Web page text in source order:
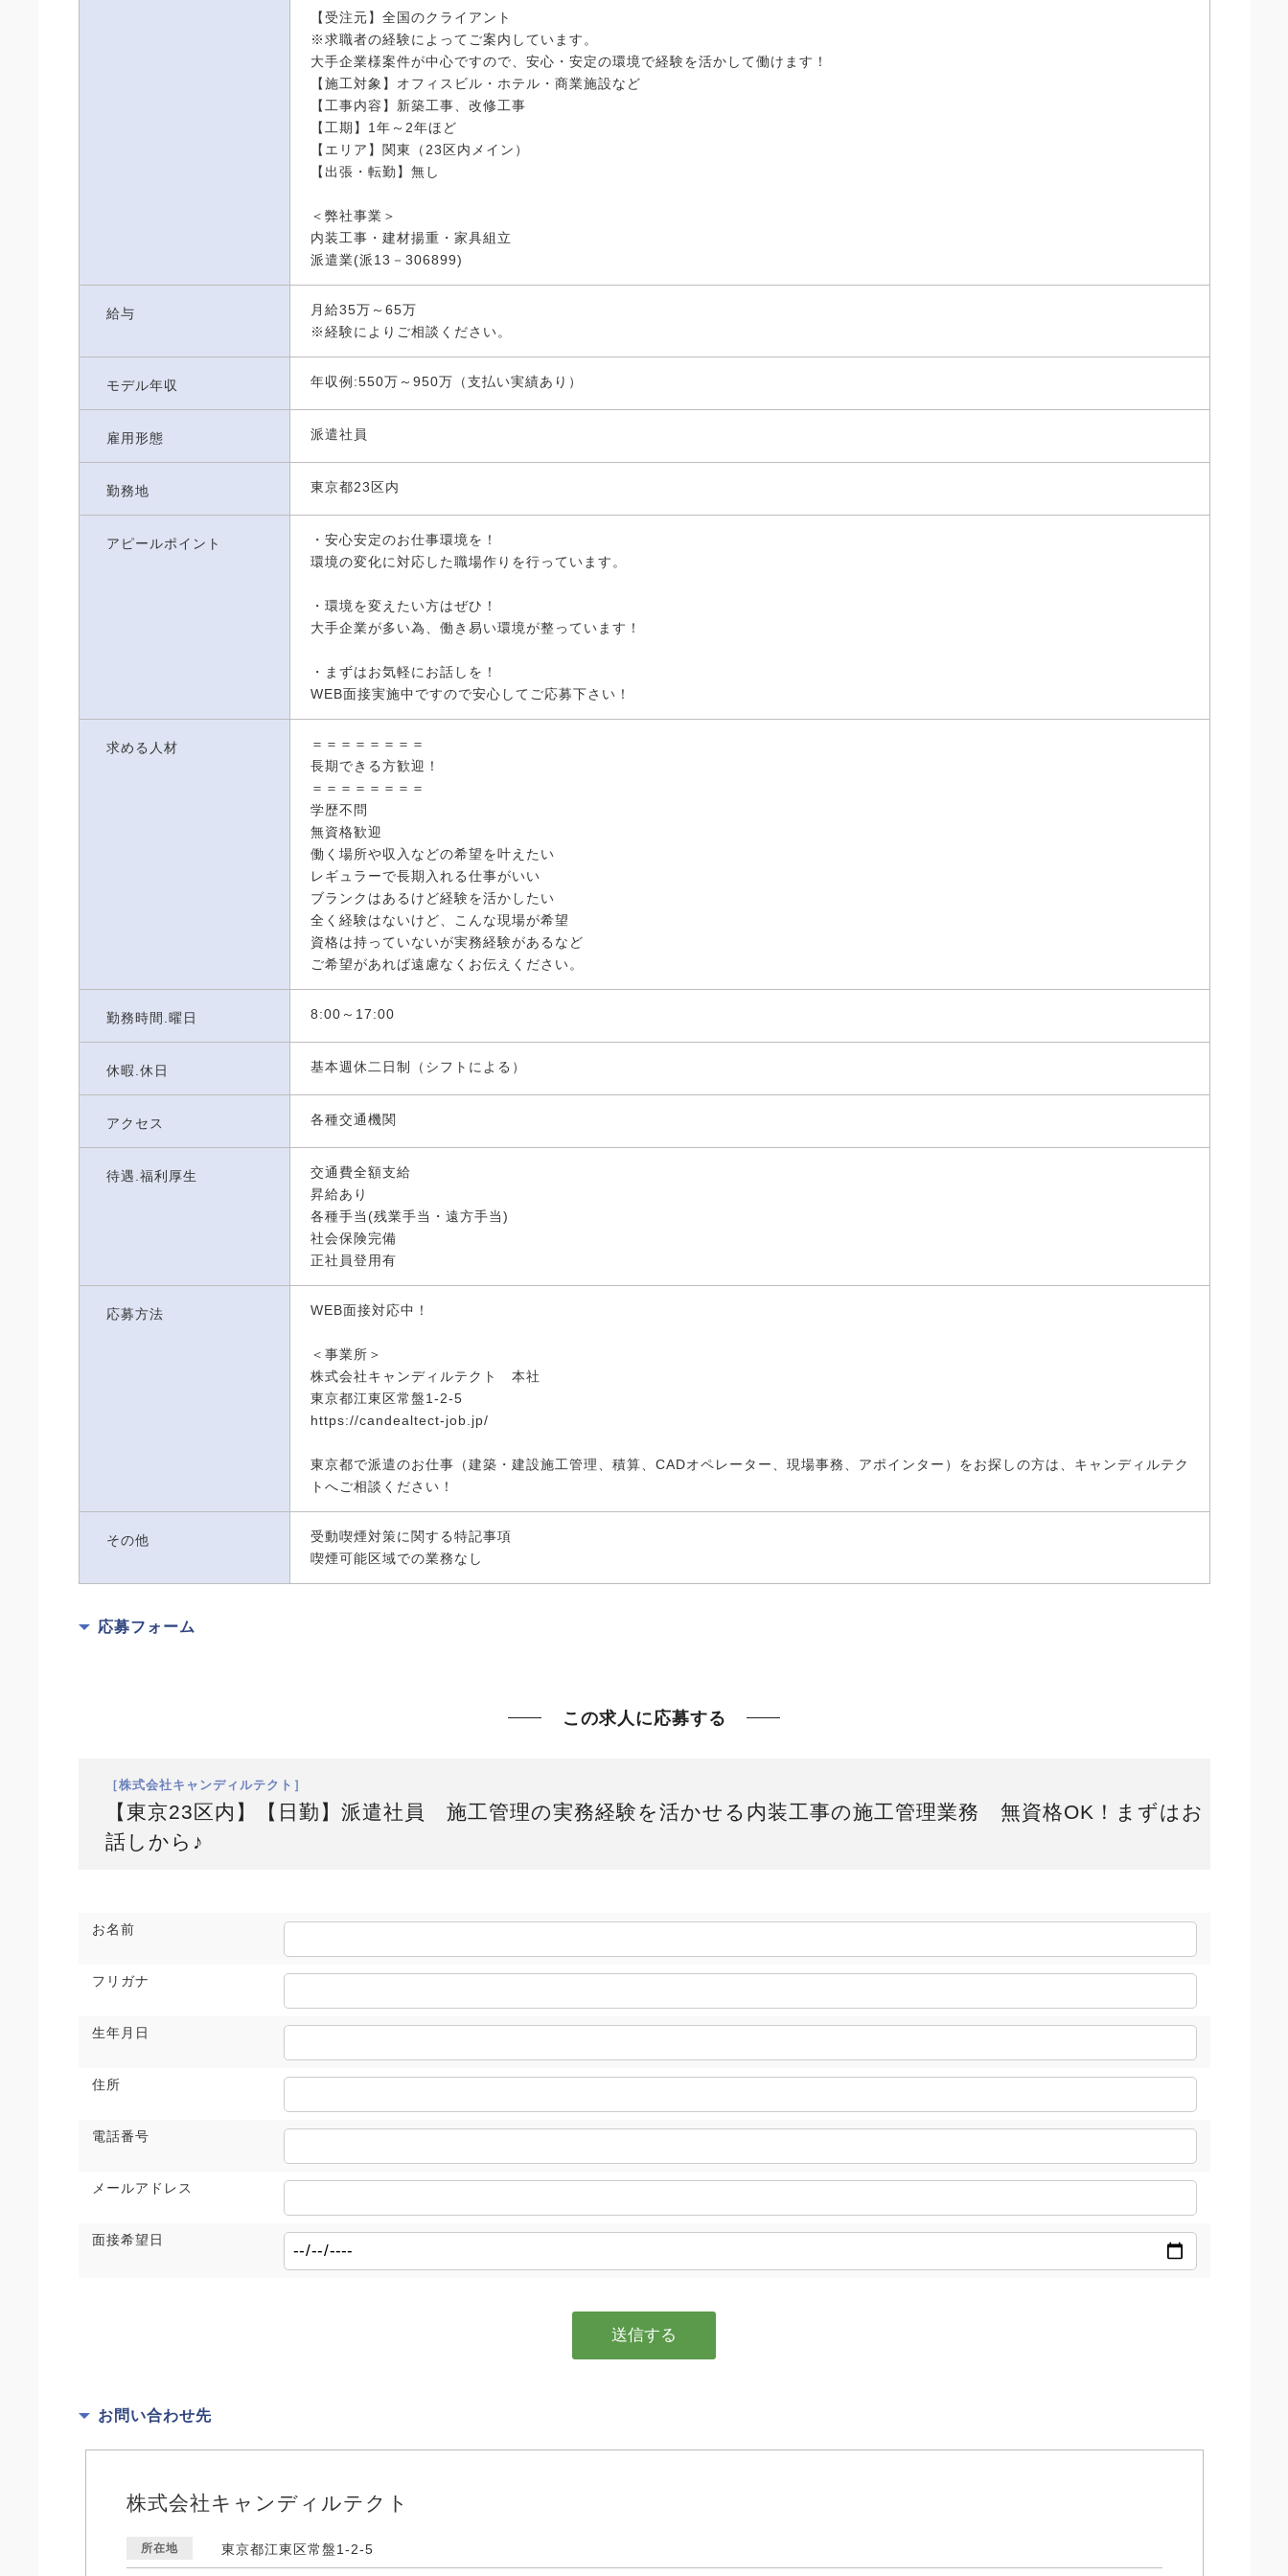
【受注元】全国のクライアント
※求職者の経験によってご案内しています。
大手企業様案件が中心ですので、安心・安定の環境で経験を活かして働けます！
【施工対象】オフィスビル・ホテル・商業施設など
【工事内容】新築工事、改修工事
【工期】1年～2年ほど
【エリア】関東（23区内メイン）
【出張・転勤】無し
＜弊社事業＞
内装工事・建材揚重・家具組立
派遣業(派13－306899)
給与
月給35万～65万
※経験によりご相談ください。
モデル年収 年収例:550万～950万（支払い実績あり）
雇用形態 派遣社員
勤務地 東京都23区内
アピールポイント
・安心安定のお仕事環境を！
環境の変化に対応した職場作りを行っています。
・環境を変えたい方はぜひ！
大手企業が多い為、働き易い環境が整っています！
・まずはお気軽にお話しを！
WEB面接実施中ですので安心してご応募下さい！
求める人材
＝＝＝＝＝＝＝＝
長期できる方歓迎！
＝＝＝＝＝＝＝＝
学歴不問
無資格歓迎
働く場所や収入などの希望を叶えたい
レギュラーで長期入れる仕事がいい
ブランクはあるけど経験を活かしたい
全く経験はないけど、こんな現場が希望
資格は持っていないが実務経験があるなど
ご希望があれば遠慮なくお伝えください。
勤務時間.曜日 8:00～17:00
休暇.休日 基本週休二日制（シフトによる）
アクセス 各種交通機関
待遇.福利厚生
交通費全額支給
昇給あり
各種手当(残業手当・遠方手当)
社会保険完備
正社員登用有
応募方法 WEB面接対応中！
＜事業所＞
株式会社キャンディルテクト 本社
東京都江東区常盤1-2-5
https://candealtect-job.jp/
東京都で派遣のお仕事（建築・建設施工管理、積算、CADオペレーター、現場事務、アポインター）をお探しの方は、キャンディルテク
トへご相談ください！
その他
受動喫煙対策に関する特記事項
喫煙可能区域での業務なし
応募フォーム
この求人に応募する
［株式会社キャンディルテクト］
【東京23区内】【日勤】派遣社員 施工管理の実務経験を活かせる内装工事の施工管理業務 無資格OK！まずはお
話しから♪
お名前
フリガナ
生年月日
住所
電話番号
メールアドレス
面接希望日
お問い合わせ先
株式会社キャンディルテクト
所在地 東京都江東区常盤1-2-5